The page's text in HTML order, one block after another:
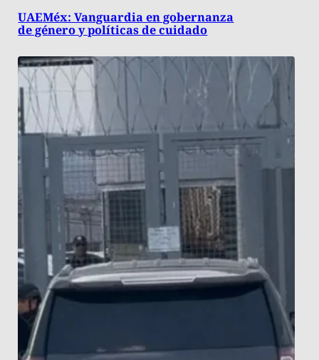
UAEMéx: Vanguardia en gobernanza
de género y políticas de cuidado